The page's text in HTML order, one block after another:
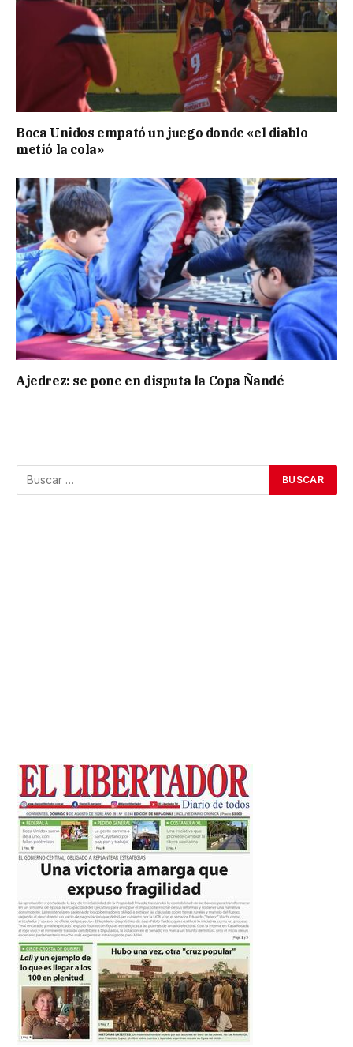
Boca Unidos empató un juego donde «el diablo
metió la cola»
Ajedrez: se pone en disputa la Copa Ñandé